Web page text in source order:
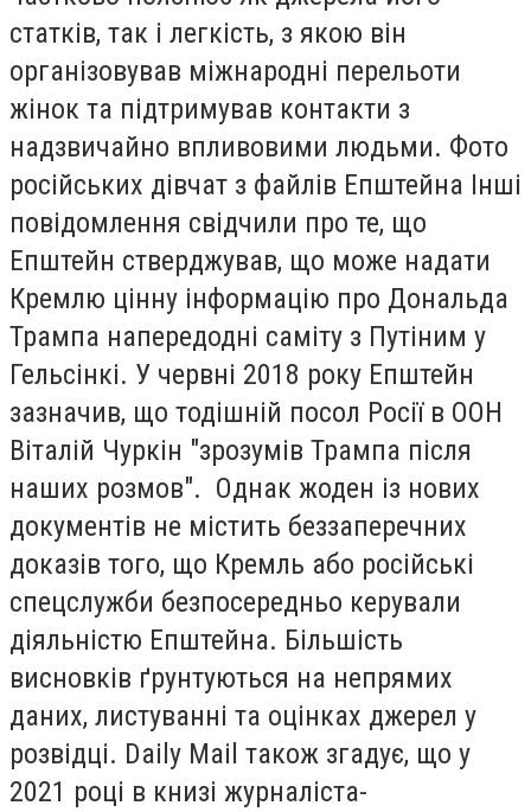
статків, так і легкість, з якою він
організовував міжнародні перельоти
жінок та підтримував контакти з
надзвичайно впливовими людьми. Фото
російських дівчат з файлів Епштейна Інші
повідомлення свідчили про те, що
Епштейн стверджував, що може надати
Кремлю цінну інформацію про Дональда
Трампа напередодні саміту з Путіним у
Гельсінкі. У червні 2018 року Епштейн
зазначив, що тодішній посол Росії в ООН
Віталій Чуркін "зрозумів Трампа після
наших розмов". Однак жоден із нових
документів не містить беззаперечних
доказів того, що Кремль або російські
спецслужби безпосередньо керували
діяльністю Епштейна. Більшість
висновків ґрунтуються на непрямих
даних, листуванні та оцінках джерел у
розвідці. Daily Mail також згадує, що у
2021 році в книзі журналіста-